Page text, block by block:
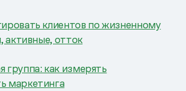
клиентов по жизненному
активные, отток
группа: как измерять
маркетинга